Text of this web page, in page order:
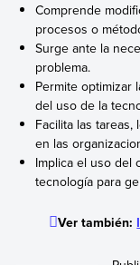
Comprende
procesos o
Surge ante la
problema.
Permite optimizar
del uso de la
Facilita las
en las
Implica el uso del
tecnología para
Ver también: